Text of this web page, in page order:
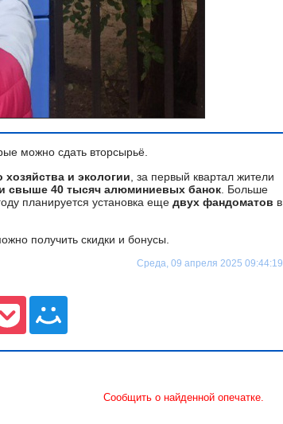
можно сдать вторсырьё.
и экологии , за первый квартал жители
свыше 40 тысяч алюминиевых банок . Больше
планируется установка еще двух фандоматов в
получить скидки и бонусы.
Среда, 09 апреля 2025 09:44:19